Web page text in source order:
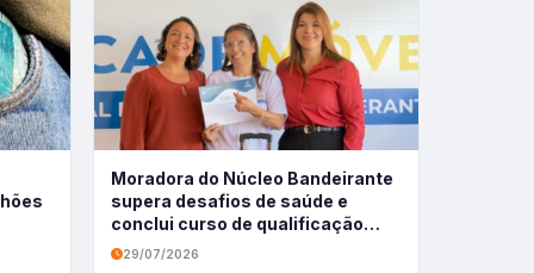
Moradora do Núcleo Bandeirante
supera desafios de saúde e
conclui curso de qualificação
profissional
29/07/2026